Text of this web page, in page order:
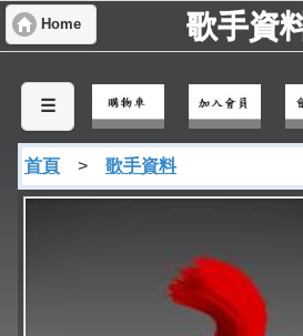
Home 歌手資
☰
首頁 > 歌手資料